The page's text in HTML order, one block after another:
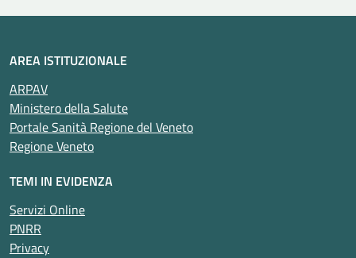
AREA ISTITUZIONALE
ARPAV
Ministero della Salute
Portale Sanità Regione del Veneto
Regione Veneto
TEMI IN EVIDENZA
Servizi Online
PNRR
Privacy